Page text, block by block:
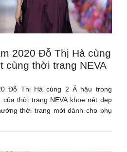
2020 Đỗ Thị Hà cùng
cùng thời trang NEVA
Đỗ Thị Hà cùng 2 Á hậu trong
thời trang NEVA khoe nét đẹp
thời trang mới dành cho phụ